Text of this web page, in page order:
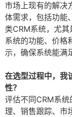
市场上现有的解决
体需求，包括功能
类CRM系统，尤
系统的功能、价格
示，确保系统能满
在选型过程中，我
性？
评估不同CRM系
理、销售跟踪、市